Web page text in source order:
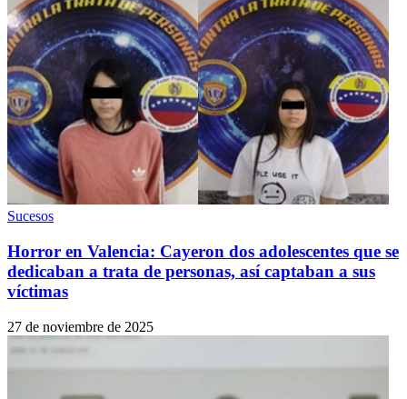
Sucesos
Horror en Valencia: Cayeron dos adolescentes que se
dedicaban a trata de personas, así captaban a sus
víctimas
27 de noviembre de 2025